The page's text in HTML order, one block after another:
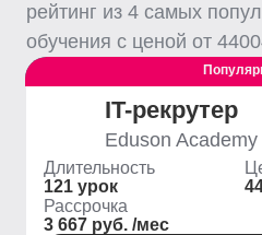
рейтинг из 4 самых
обучения с ценой от
IT-рекрутер
Eduson Academy
Длительность
121 урок
Рассрочка
3 667 руб. /мес